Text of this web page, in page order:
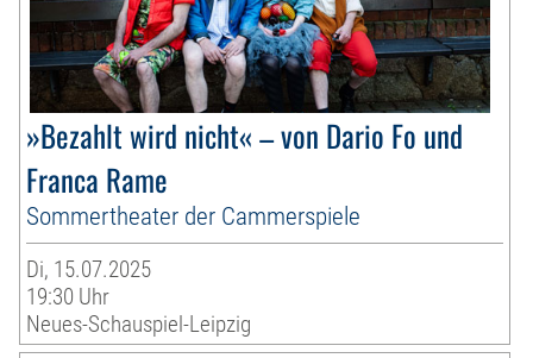
»Bezahlt wird nicht« – von Dario Fo und
Franca Rame
Sommertheater der Cammerspiele
Di, 15.07.2025
19:30 Uhr
Neues-Schauspiel-Leipzig